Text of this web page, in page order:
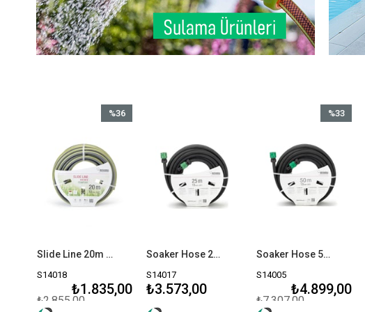
Slide Line 20m Hortum 13mm (1/2")
S14018
₺1.835,00
₺2.855,00
%36
%36İndirim
Soaker Hose 25m Terleme Hortumu 13mm (1/2")
S14017
₺3.573,00
Soaker Hose 50m Terleme Hortumu 13mm (1/2")
S14005
₺4.899,00
₺7.307,00
%33
%33İndirim